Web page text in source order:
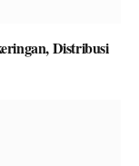
Distribusi